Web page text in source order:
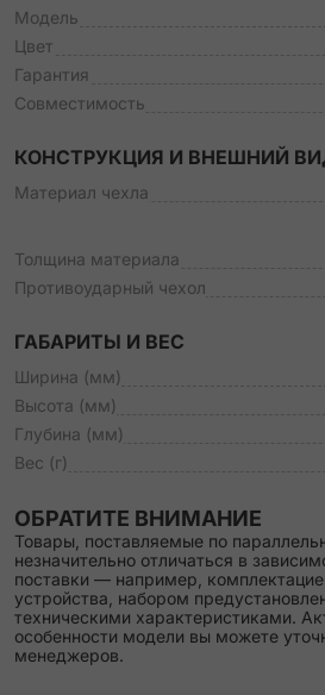
Модель
Цвет
Гарантия
Совместимость
КОНСТРУКЦИЯ И ВНЕШНИЙ
Материал чехла
Толщина материала
Противоударный чехол
ГАБАРИТЫ И ВЕС
Ширина (мм)
Высота (мм)
Глубина (мм)
Вес (г)
ОБРАТИТЕ ВНИМАНИЕ
Товары, поставляемые по
незначительно отличаться в
поставки — например,
устройства, набором
техническими характеристиками.
особенности модели вы можете
менеджеров.